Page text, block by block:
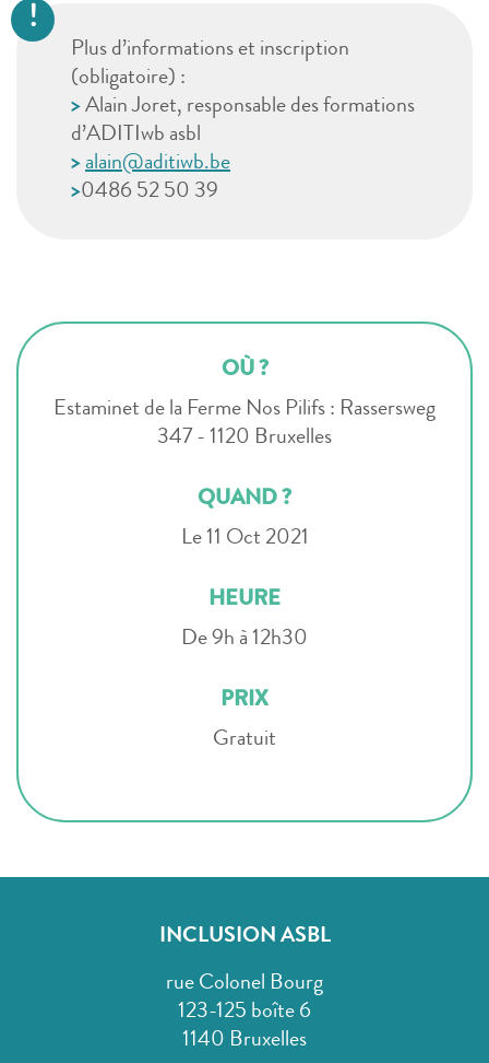
Plus d’informations et inscription
(obligatoire) :
> Alain Joret, responsable des formations
d’ADITIwb asbl
> alain@aditiwb.be
>0486 52 50 39
OÙ ?
Estaminet de la Ferme Nos Pilifs : Rassersweg
347 - 1120 Bruxelles
QUAND ?
Le 11 Oct 2021
HEURE
De 9h à 12h30
PRIX
Gratuit
INCLUSION ASBL
rue Colonel Bourg
123-125 boîte 6
1140 Bruxelles